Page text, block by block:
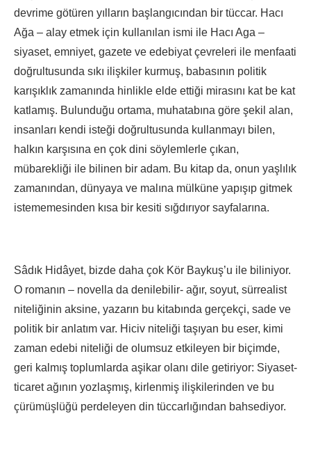
devrime götüren yılların başlangıcından bir tüccar. Hacı
Ağa – alay etmek için kullanılan ismi ile Hacı Aga –
siyaset, emniyet, gazete ve edebiyat çevreleri ile menfaati
doğrultusunda sıkı ilişkiler kurmuş, babasının politik
karışıklık zamanında hinlikle elde ettiği mirasını kat be kat
katlamış. Bulunduğu ortama, muhatabına göre şekil alan,
insanları kendi isteği doğrultusunda kullanmayı bilen,
halkın karşısına en çok dini söylemlerle çıkan,
mübarekliği ile bilinen bir adam. Bu kitap da, onun yaşlılık
zamanından, dünyaya ve malına mülküne yapışıp gitmek
istememesinden kısa bir kesiti sığdırıyor sayfalarına.
Sâdık Hidâyet, bizde daha çok Kör Baykuş’u ile biliniyor.
O romanın – novella da denilebilir- ağır, soyut, sürrealist
niteliğinin aksine, yazarın bu kitabında gerçekçi, sade ve
politik bir anlatım var. Hiciv niteliği taşıyan bu eser, kimi
zaman edebi niteliği de olumsuz etkileyen bir biçimde,
geri kalmış toplumlarda aşikar olanı dile getiriyor: Siyaset-
ticaret ağının yozlaşmış, kirlenmiş ilişkilerinden ve bu
çürümüşlüğü perdeleyen din tüccarlığından bahsediyor.